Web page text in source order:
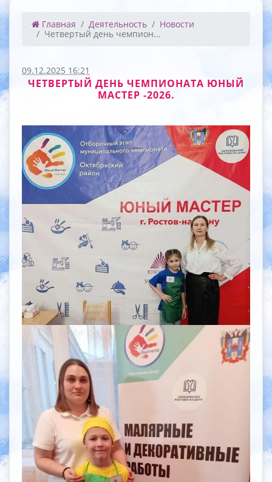
Главная Деятельность
Новости
Четвертый день чемпион...
09.12.2025 16:21
ЧЕТВЕРТЫЙ ДЕНЬ ЧЕМПИОНАТА ЮНЫЙ
МАСТЕР -2026.